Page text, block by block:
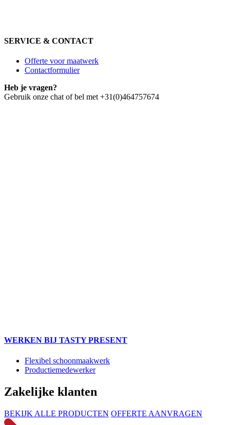
SERVICE & CONTACT
Offerte voor maatwerk
Contactformulier
Heb je vragen?
Gebruik onze chat of bel met +31(0)464757674
WERKEN BIJ TASTY PRESENT
Flexibel schoonmaakwerk
Productiemedewerker
Zakelijke klanten
BEKIJK ALLE PRODUCTEN OFFERTE AANVRAGEN